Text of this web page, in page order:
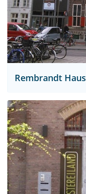
Rembrandt Haus